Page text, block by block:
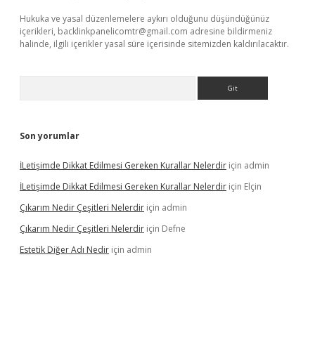
Hukuka ve yasal düzenlemelere aykırı olduğunu düşündüğünüz
içerikleri, backlinkpanelicomtr@gmail.com adresine bildirmeniz
halinde, ilgili içerikler yasal süre içerisinde sitemizden kaldırılacaktır.
Son yorumlar
İLetişimde Dikkat Edilmesi Gereken Kurallar Nelerdir için admin
İLetişimde Dikkat Edilmesi Gereken Kurallar Nelerdir için Elçin
Çıkarım Nedir Çeşitleri Nelerdir için admin
Çıkarım Nedir Çeşitleri Nelerdir için Defne
Estetik Diğer Adı Nedir için admin